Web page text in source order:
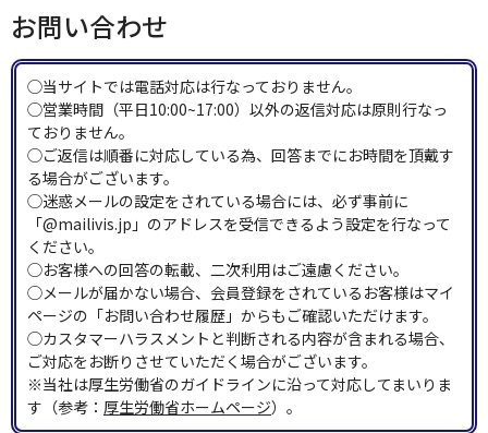
お問い合わせ
◯当サイトでは電話対応は行なっておりません。
◯営業時間（平日10:00~17:00）以外の返信対応は原則行なっ
ておりません。
◯ご返信は順番に対応している為、回答までにお時間を頂戴す
る場合がございます。
◯迷惑メールの設定をされている場合には、必ず事前に
「@mailivis.jp」のアドレスを受信できるよう設定を行なって
ください。
◯お客様への回答の転載、二次利用はご遠慮ください。
◯メールが届かない場合、会員登録をされているお客様はマイ
ページの「お問い合わせ履歴」からもご確認いただけます。
◯カスタマーハラスメントと判断される内容が含まれる場合、
ご対応をお断りさせていただく場合がございます。
※当社は厚生労働省のガイドラインに沿って対応してまいりま
す（参考： 厚生労働省ホームページ）。